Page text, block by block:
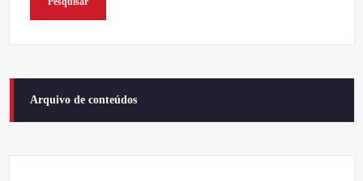
Arquivo de conteúdos